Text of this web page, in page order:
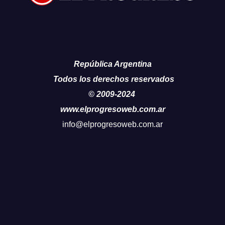
República Argentina
Todos los derechos reservados
© 2009-2024
www.elprogresoweb.com.ar
info@elprogresoweb.com.ar